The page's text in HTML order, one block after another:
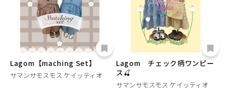
Lagom【maching Set】
サマンサモスモス ケイッティオ
Lagom チェック柄ワンピー
ス🍒
サマンサモスモス ケイッティオ